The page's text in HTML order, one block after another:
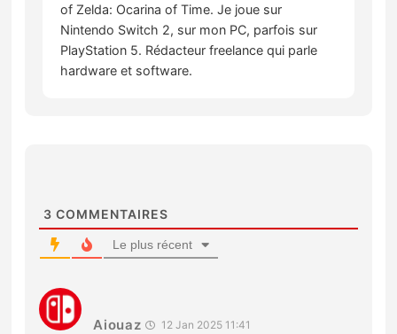
of Zelda: Ocarina of Time. Je joue sur
Nintendo Switch 2, sur mon PC, parfois sur
PlayStation 5. Rédacteur freelance qui parle
hardware et software.
3 COMMENTAIRES
Le plus récent
Aiouaz 12 Jan 2025 11:41